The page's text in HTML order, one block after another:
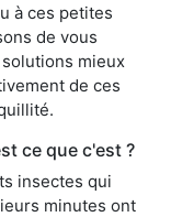
à ces petites
de vous
mieux
de ces
ce que c'est ?
insectes qui
minutes ont